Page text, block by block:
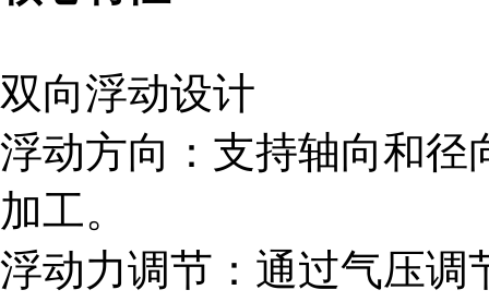
双向浮动设计
浮动方向：支持轴向和径
加工。
浮动力调节：通过气压调